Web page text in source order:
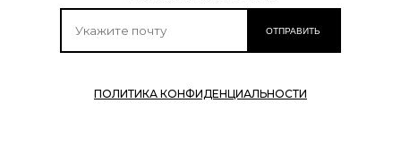
ОТПРАВИТЬ
ПОЛИТИКА КОНФИДЕНЦИАЛЬНОСТИ